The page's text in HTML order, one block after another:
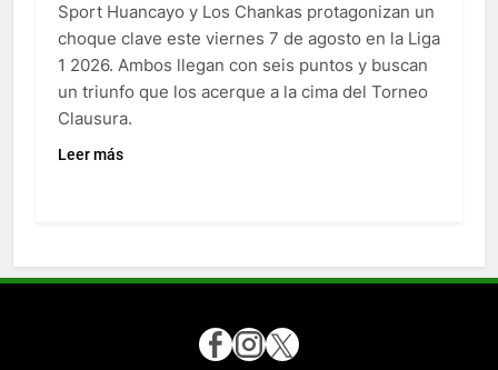
Sport Huancayo y Los Chankas protagonizan un
choque clave este viernes 7 de agosto en la Liga
1 2026. Ambos llegan con seis puntos y buscan
un triunfo que los acerque a la cima del Torneo
Clausura.
Leer más